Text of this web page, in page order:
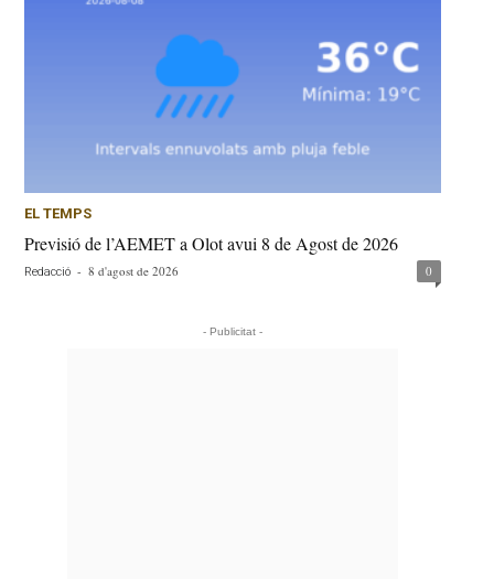
EL TEMPS
Previsió de l’AEMET a Olot avui 8 de Agost de 2026
Redacció - 8 d'agost de 2026 0
- Publicitat -